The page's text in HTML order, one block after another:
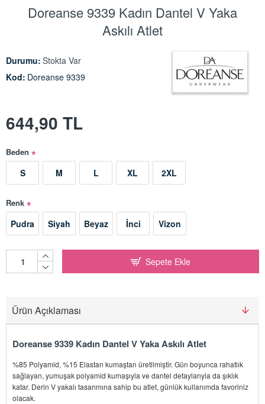
Doreanse 9339 Kadın Dantel V Yaka
Askılı Atlet
644,90 TL
Durumu: Stokta Var
Kod: Doreanse 9339
Beden
S M L XL 2XL
Renk
Pudra Siyah Beyaz İnci Vizon
Sepete Ekle
Ürün Açıklaması
Doreanse 9339 Kadın Dantel V Yaka Askılı Atlet
%85 Polyamid, %15 Elastan kumaştan üretilmiştir. Gün boyunca rahatlık
sağlayan, yumuşak polyamid kumaşıyla ve dantel detaylarıyla da şıklık
katar. Derin V yakalı tasarımına sahip bu atlet, günlük kullanımda favoriniz
olacak.